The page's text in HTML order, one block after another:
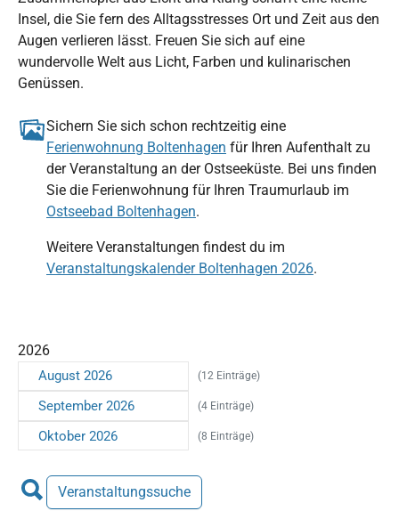
Insel, die Sie fern des Alltagsstresses Ort und Zeit aus den
Augen verlieren lässt. Freuen Sie sich auf eine
wundervolle Welt aus Licht, Farben und kulinarischen
Genüssen.
Sichern Sie sich schon rechtzeitig eine
Ferienwohnung Boltenhagen für Ihren Aufenthalt zu
der Veranstaltung an der Ostseeküste. Bei uns finden
Sie die Ferienwohnung für Ihren Traumurlaub im
Ostseebad Boltenhagen.
Weitere Veranstaltungen findest du im
Veranstaltungskalender Boltenhagen 2026.
2026
August 2026 (12 Einträge)
September 2026 (4 Einträge)
Oktober 2026 (8 Einträge)
Veranstaltungssuche